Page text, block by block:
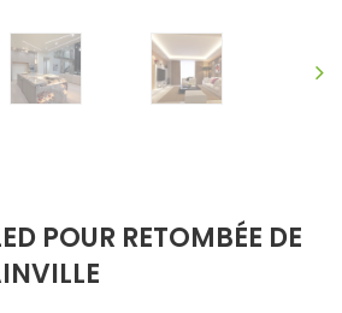
POUR RETOMBÉE DE